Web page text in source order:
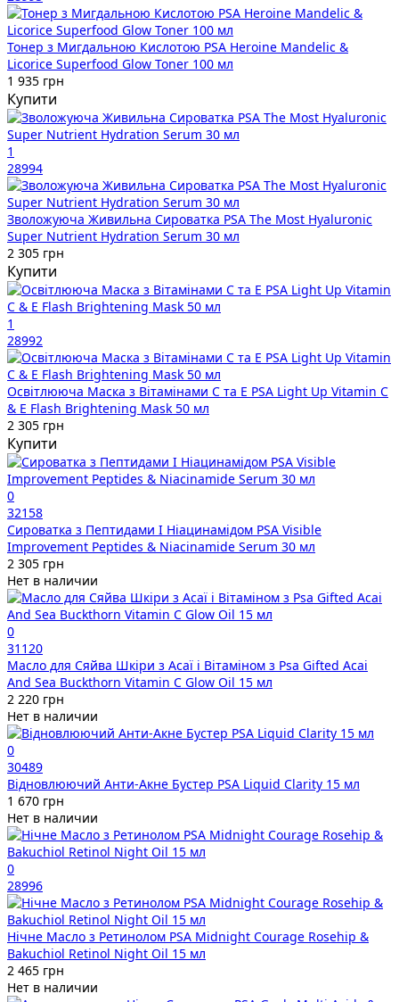
Тонер з Мигдальною Кислотою PSA Heroine Mandelic &
Licorice Superfood Glow Toner 100 мл
1 935 грн
Купити
1
28994
Зволожуюча Живильна Сироватка PSA The Most Hyaluronic
Super Nutrient Hydration Serum 30 мл
2 305 грн
Купити
1
28992
Освітлююча Маска з Вітамінами C та E PSA Light Up Vitamin C
& E Flash Brightening Mask 50 мл
2 305 грн
Купити
0
32158
Сироватка з Пептидами І Ніацинамідом PSA Visible
Improvement Peptides & Niacinamide Serum 30 мл
2 305 грн
Нет в наличии
0
31120
Масло для Сяйва Шкіри з Асаї і Вітаміном з Psa Gifted Acai
And Sea Buckthorn Vitamin C Glow Oil 15 мл
2 220 грн
Нет в наличии
0
30489
Відновлюючий Анти-Акне Бустер PSA Liquid Clarity 15 мл
1 670 грн
Нет в наличии
0
28996
Нічне Масло з Ретинолом PSA Midnight Courage Rosehip &
Bakuchiol Retinol Night Oil 15 мл
2 465 грн
Нет в наличии